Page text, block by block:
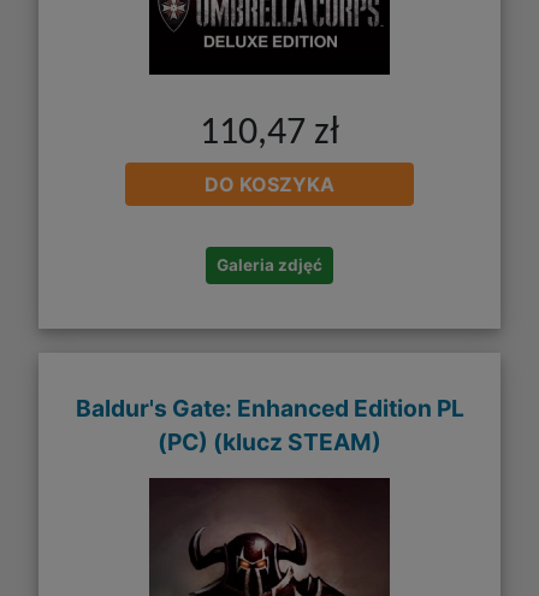
110,47 zł
DO KOSZYKA
Galeria zdjęć
Baldur's Gate: Enhanced Edition PL
(PC) (klucz STEAM)